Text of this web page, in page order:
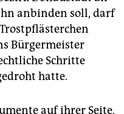
anbinden soll, darf
Bürgermeister
Schritte
hatte.
auf ihrer Seite.